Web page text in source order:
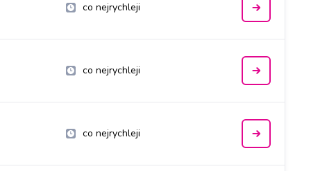
co nejrychleji
co nejrychleji
co nejrychleji